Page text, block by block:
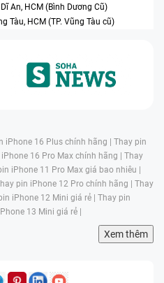
An, HCM (Bình Dương Cũ)
Tàu, HCM (TP. Vũng Tàu cũ)
iPhone 16 Plus chính hãng | Thay pin
16 Pro Max chính hãng | Thay
iPhone 11 Pro Max giá bao nhiêu |
pin iPhone 12 Pro chính hãng | Thay
iPhone 12 Mini giá rẻ | Thay pin
13 Mini giá rẻ |
Xem thêm